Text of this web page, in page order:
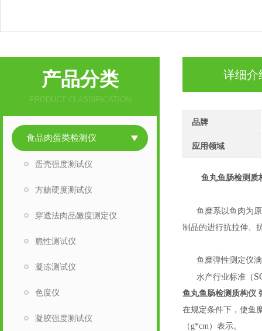
详细介
品牌
应用领域
鱼丸鱼肠检测质
鱼糜系以鱼肉为
制品的进行抗拉伸、
鱼糜弹性测定仪
水产行业标准（
鱼丸鱼肠检测质构仪
在规定条件下，使鱼
（g*cm）表示。
产品分类
PRODUCT CLASSIFICATION
食品肉蛋类检测仪
蛋壳强度测试仪
方糖硬度测试仪
穿透法肉品嫩度测定仪
脆性测试仪
凝冻测试仪
色度仪
凝胶强度测试仪